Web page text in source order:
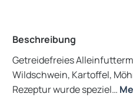
Beschreibung
Getreidefreies
Wildschwein, Kartoffel,
Rezeptur wurde speziel…